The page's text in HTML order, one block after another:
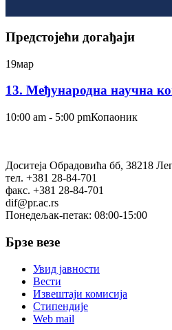
Предстојећи догађаји
19мар
13. Међународна научна
10:00 am - 5:00 pmКопаоник
Доситеја Обрадовића бб, 38218
тел. +381 28-84-701
факс. +381 28-84-701
dif@pr.ac.rs
Понедељак-петак: 08:00-15:00
Брзе везе
Увид јавности
Вести
Извештаји комисија
Стипендије
Web mail